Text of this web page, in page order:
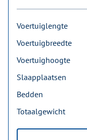
Voertuiglengte
Voertuigbreedte
Voertuighoogte
Slaapplaatsen
Bedden
Totaalgewicht